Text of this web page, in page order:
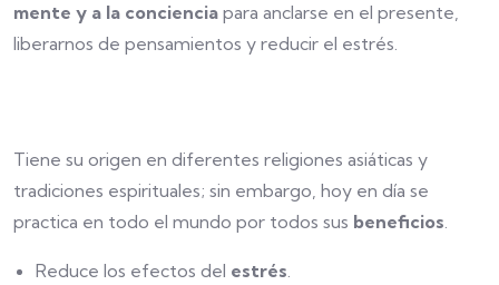
mente y a la conciencia para anclarse en el presente,
liberarnos de pensamientos y reducir el estrés.
Tiene su origen en diferentes religiones asiáticas y
tradiciones espirituales; sin embargo, hoy en día se
practica en todo el mundo por todos sus beneficios.
Reduce los efectos del estrés.